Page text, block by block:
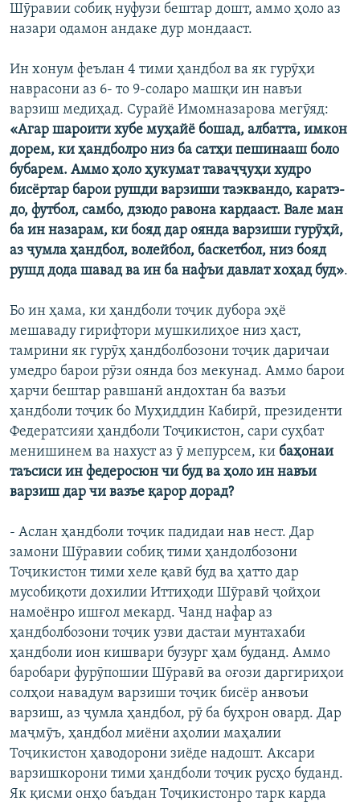
Шӯравии собиқ нуфузи бештар дошт, аммо ҳоло аз
назари одамон андаке дур мондааст.
Ин хонум феълан 4 тими ҳандбол ва як гурӯҳи
наврасони аз 6- то 9-соларо машқи ин навъи
варзиш медиҳад. Сурайё Имомназарова мегӯяд:
«Агар шароити хубе муҳайё бошад, албатта, имкон
дорем, ки ҳандболро низ ба сатҳи пешинааш боло
бубарем. Аммо ҳоло ҳукумат таваҷҷуҳи худро
бисёртар барои рушди варзиши таэквандо, каратэ-
до, футбол, самбо, дзюдо равона кардааст. Вале ман
ба ин назарам, ки бояд дар оянда варзиши гурӯҳӣ,
аз ҷумла ҳандбол, волейбол, баскетбол, низ бояд
рушд дода шавад ва ин ба нафъи давлат хоҳад буд».
Бо ин ҳама, ки ҳандболи тоҷик дубора эҳё
мешаваду гирифтори мушкилиҳое низ ҳаст,
тамрини як гурӯҳ ҳандболбозони тоҷик даричаи
умедро барои рӯзи оянда боз мекунад. Аммо барои
ҳарчи бештар равшанӣ андохтан ба вазъи
ҳандболи тоҷик бо Муҳиддин Кабирӣ, президенти
Федератсияи ҳандболи Тоҷикистон, сари суҳбат
менишинем ва нахуст аз ӯ мепурсем, ки баҳонаи
таъсиси ин федеросюн чи буд ва ҳоло ин навъи
варзиш дар чи вазъе қарор дорад?
- Аслан ҳандболи тоҷик падидаи нав нест. Дар
замони Шӯравии собиқ тими ҳандолбозони
Тоҷикистон тими хеле қавӣ буд ва ҳатто дар
мусобиқоти дохилии Иттиҳоди Шӯравӣ ҷойҳои
намоёнро ишғол мекард. Чанд нафар аз
ҳандболбозони тоҷик узви дастаи мунтахаби
ҳандболи ион кишвари бузург ҳам буданд. Аммо
баробари фурӯпошии Шӯравӣ ва оғози даргириҳои
солҳои навадум варзиши тоҷик бисёр анвоъи
варзиш, аз ҷумла ҳандбол, рӯ ба буҳрон овард. Дар
маҷмӯъ, ҳандбол миёни аҳолии маҳалии
Тоҷикистон ҳаводорони зиёде надошт. Аксари
варзишкорони тими ҳандболи тоҷик русҳо буданд.
Як қисми онҳо баъдан Тоҷикистонро тарк карда